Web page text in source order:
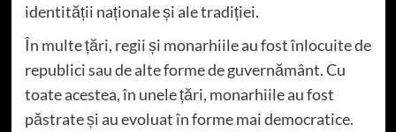
identității naționale și ale tradiției.
În multe țări, regii și monarhiile au fost înlocuite de
republici sau de alte forme de guvernământ. Cu
toate acestea, în unele țări, monarhiile au fost
păstrate și au evoluat în forme mai democratice.